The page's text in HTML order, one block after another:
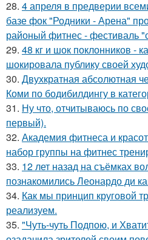
28. 4 апреля в предверии
базе фок "Родники - Арена"
районый фитнес - фестиваль
29. 48 кг и шок поклонников -
шокировала публику своей
30. Двухкратная абсолютная
Коми по бодибилдингу в
31. Ну что, отчитываюсь по
первый).
32. Академия фитнеса и
набор группы на фитнес
33. 12 лет назад на съёмках
познакомились Леонардо ди
34. Как мы принцип круговой
реализуем.
35. "Чуть-чуть Подпою, и